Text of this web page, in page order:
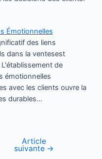
Émotionnelles
des liens
dans la ventesest
de
émotionnelles
avec les clients ouvre la
durables…
Article
suivante →